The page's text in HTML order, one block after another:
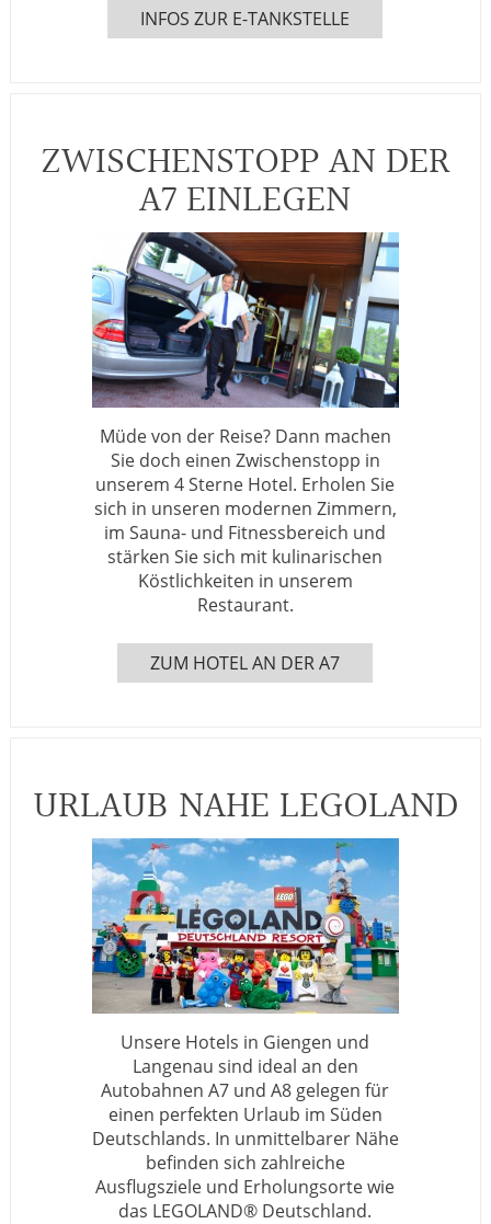
INFOS ZUR E-TANKSTELLE
ZWISCHENSTOPP AN DER
A7 EINLEGEN
Müde von der Reise? Dann machen
Sie doch einen Zwischenstopp in
unserem 4 Sterne Hotel. Erholen Sie
sich in unseren modernen Zimmern,
im Sauna- und Fitnessbereich und
stärken Sie sich mit kulinarischen
Köstlichkeiten in unserem
Restaurant.
ZUM HOTEL AN DER A7
URLAUB NAHE LEGOLAND
Unsere Hotels in Giengen und
Langenau sind ideal an den
Autobahnen A7 und A8 gelegen für
einen perfekten Urlaub im Süden
Deutschlands. In unmittelbarer Nähe
befinden sich zahlreiche
Ausflugsziele und Erholungsorte wie
das LEGOLAND® Deutschland.